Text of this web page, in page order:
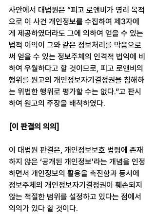
사안에서 대법원은 “피고 로앤비가 영리 목적
으로 이 사건 개인정보를 수집하여 제3자에
게 제공하였더라도 그에 의하여 얻을 수 있는
법적 이익이 그와 같은 정보처리를 막음으로
써 얻을 수 있는 정보주체의 인격적 법익에 비
하여 우월하다고 할 것이므로, 피고 로앤비의
행위를 원고의 개인정보자기결정권을 침해하
는 위법한 행위로 평가할 수는 없다.”고 판시
하여 원고의 주장을 배척하였다.
[이 판결의 의의]
이 대법원 판결은, 개인정보보호 법령에 존재
하지 않은 ‘공개된 개인정보’라는 개념을 인정
하면서 개인정보의 활용을 촉진함과 동시에
정보주체의 개인정보자기결정권이 훼손되지
않는 적절한 범위를 설정하고 있다는 점에서
의의가 있다 할 것이다.